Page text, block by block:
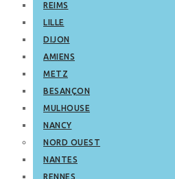
REIMS
LILLE
DIJON
AMIENS
METZ
BESANÇON
MULHOUSE
NANCY
NORD OUEST
NANTES
RENNES